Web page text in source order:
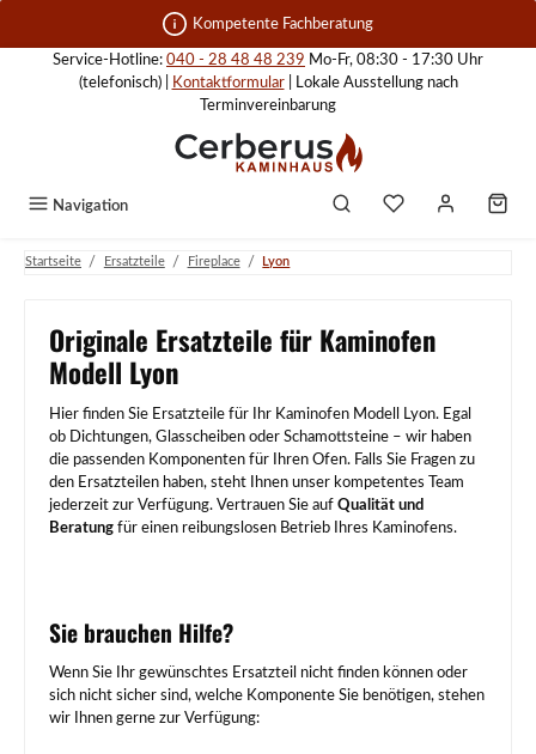
Zum Hauptinhalt springen Kompetente Fachberatung
Service-Hotline: 040 - 28 48 48 239 Mo-Fr, 08:30 - 17:30 Uhr
(telefonisch) |
Kontaktformular| Lokale Ausstellung nach
Terminvereinbarung
Navigation
Startseite / Ersatzteile / Fireplace / Lyon
Originale Ersatzteile für Kaminofen
Modell Lyon
Hier finden Sie Ersatzteile für Ihr Kaminofen Modell Lyon. Egal
ob Dichtungen, Glasscheiben oder Schamottsteine – wir haben
die passenden Komponenten für Ihren Ofen. Falls Sie Fragen zu
den Ersatzteilen haben, steht Ihnen unser kompetentes Team
jederzeit zur Verfügung. Vertrauen Sie auf Qualität und
Beratung für einen reibungslosen Betrieb Ihres Kaminofens.
Sie brauchen Hilfe?
Wenn Sie Ihr gewünschtes Ersatzteil nicht finden können oder
sich nicht sicher sind, welche Komponente Sie benötigen, stehen
wir Ihnen gerne zur Verfügung: